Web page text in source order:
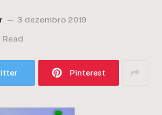
3 dezembro 2019
Read
Pinterest